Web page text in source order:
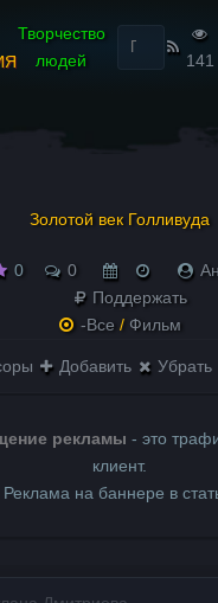
Творчество
людей
Найти:
141
Золотой век Голливуда
0 0
Поддержать
-Все / Фильм
Добавить Убрать
рекламы - это
клиент.
Реклама на баннере в